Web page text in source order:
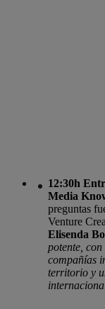
12:30h
Media
preguntas
Venture
Elisenda
potente,
compañías
territorio y